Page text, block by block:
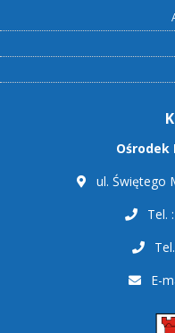
Ośrodek
ul. Świętego
Tel.
E-